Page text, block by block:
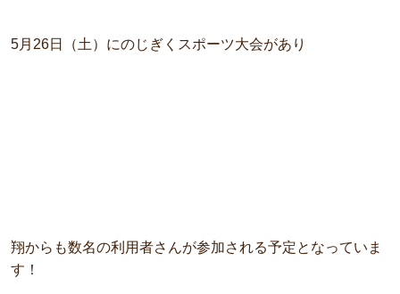
5月26日（土）にのじぎくスポーツ大会があり
翔からも数名の利用者さんが参加される予定となっていま
す！